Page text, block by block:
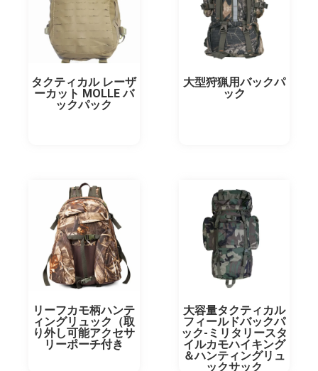
タクティカル レーザ
ーカット MOLLE バ
ックパック
大型狩猟用バックパ
ック
リーフカモ柄ハンテ
ィングリュック（取
り外し可能アクセサ
リーポーチ付き
大容量タクティカル
フィールドバックパ
ック-ミリタリースタ
イルカモハイキング
＆ハンティングリュ
ックサック